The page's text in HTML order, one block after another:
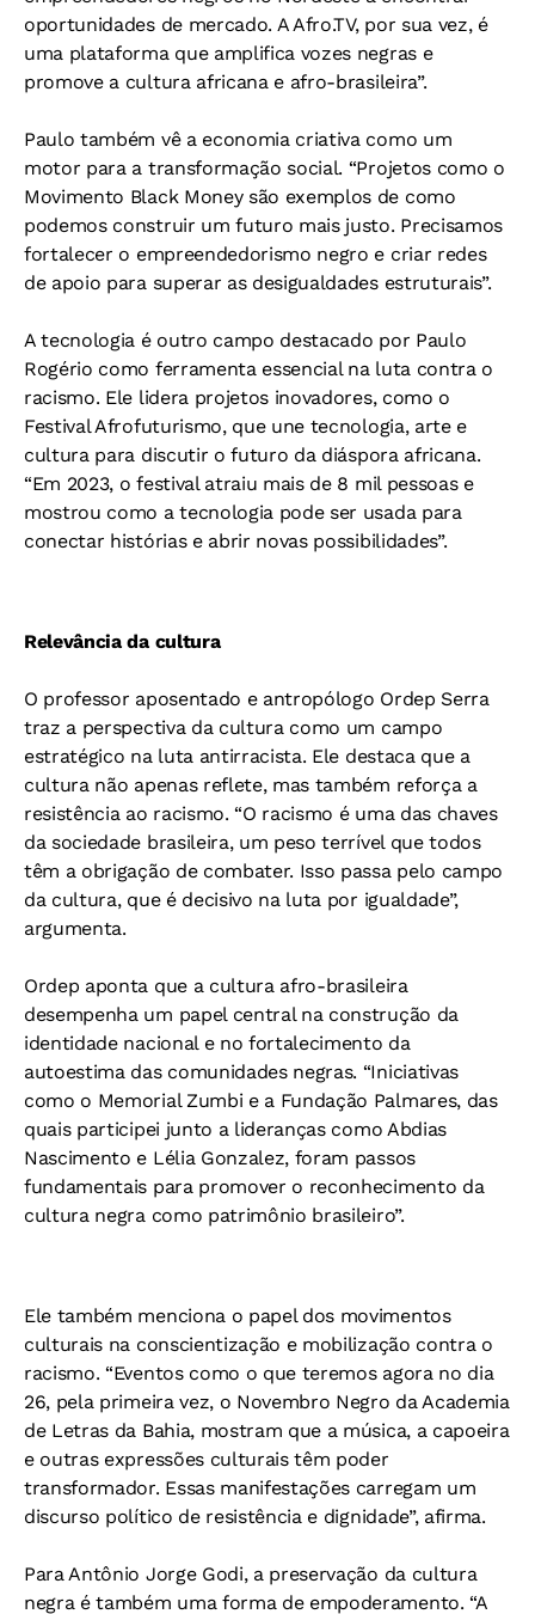
oportunidades de mercado. A Afro.TV, por sua vez, é
uma plataforma que amplifica vozes negras e
promove a cultura africana e afro-brasileira”.
Paulo também vê a economia criativa como um
motor para a transformação social. “Projetos como o
Movimento Black Money são exemplos de como
podemos construir um futuro mais justo. Precisamos
fortalecer o empreendedorismo negro e criar redes
de apoio para superar as desigualdades estruturais”.
A tecnologia é outro campo destacado por Paulo
Rogério como ferramenta essencial na luta contra o
racismo. Ele lidera projetos inovadores, como o
Festival Afrofuturismo, que une tecnologia, arte e
cultura para discutir o futuro da diáspora africana.
“Em 2023, o festival atraiu mais de 8 mil pessoas e
mostrou como a tecnologia pode ser usada para
conectar histórias e abrir novas possibilidades”.
Relevância da cultura
O professor aposentado e antropólogo Ordep Serra
traz a perspectiva da cultura como um campo
estratégico na luta antirracista. Ele destaca que a
cultura não apenas reflete, mas também reforça a
resistência ao racismo. “O racismo é uma das chaves
da sociedade brasileira, um peso terrível que todos
têm a obrigação de combater. Isso passa pelo campo
da cultura, que é decisivo na luta por igualdade”,
argumenta.
Ordep aponta que a cultura afro-brasileira
desempenha um papel central na construção da
identidade nacional e no fortalecimento da
autoestima das comunidades negras. “Iniciativas
como o Memorial Zumbi e a Fundação Palmares, das
quais participei junto a lideranças como Abdias
Nascimento e Lélia Gonzalez, foram passos
fundamentais para promover o reconhecimento da
cultura negra como patrimônio brasileiro”.
Ele também menciona o papel dos movimentos
culturais na conscientização e mobilização contra o
racismo. “Eventos como o que teremos agora no dia
26, pela primeira vez, o Novembro Negro da Academia
de Letras da Bahia, mostram que a música, a capoeira
e outras expressões culturais têm poder
transformador. Essas manifestações carregam um
discurso político de resistência e dignidade”, afirma.
Para Antônio Jorge Godi, a preservação da cultura
negra é também uma forma de empoderamento. “A